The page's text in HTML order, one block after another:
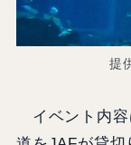
提
イベント内容